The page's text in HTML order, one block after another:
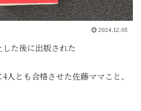
2024.12.05
た後に出版された
とも合格させた佐藤ママこと、